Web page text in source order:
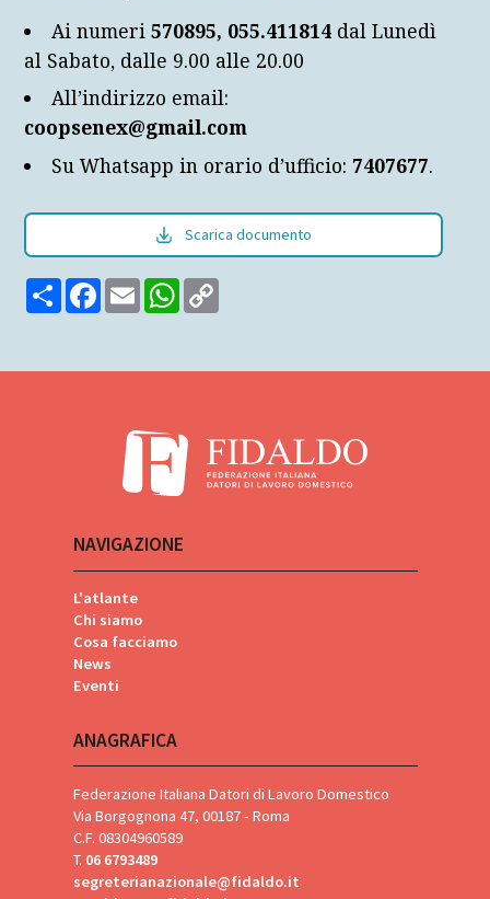
Ai numeri 570895, 055.411814dal Lunedì
al Sabato, dalle 9.00 alle 20.00
All’indirizzo email:
coopsenex@gmail.com
Su Whatsapp in orario d’ufficio: 7407677.
Scarica documento
ShareFacebook
EmailWhatsApp
NAVIGAZIONE
L'atlante
Chi siamo
Cosa facciamo
News
Eventi
ANAGRAFICA
Federazione Italiana Datori di Lavoro Domestico
Via Borgognona 47, 00187 - Roma
C.F. 08304960589
T. 06 6793489
segreterianazionale@fidaldo.it